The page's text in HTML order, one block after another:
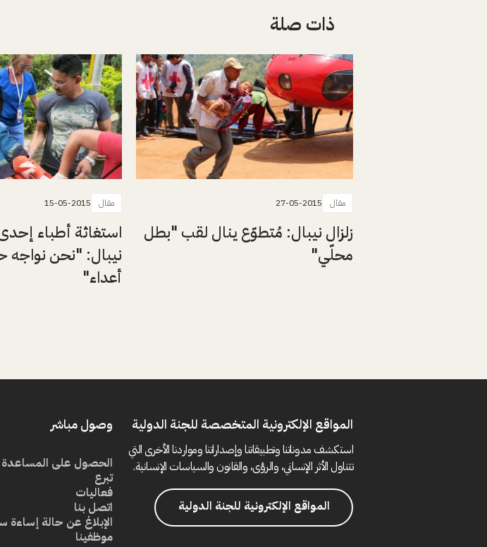
ذات صلة
مقال 27-05-2015
زلزال نيبال: مُتطوّع ينال لقب "بطل
محلّي"
مقال 15-05-2015
استغاثة أطباء
نيبال: "نحن نواجه
أعداء"
المواقع الإلكترونية المتخصصة للجنة الدولية
استكشف مدوناتنا وتطبيقاتنا وإصداراتنا ومواردنا الأخرى التي
تتناول الأثر الإنساني، والرؤى، والقانون والسياسات الإنسانية.
المواقع الإلكترونية للجنة الدولية
وصول مباشر
الحصول على المساعدة
تبرع
فعاليات
اتصل بنا
الإبلاغ عن حالة
موظفينا